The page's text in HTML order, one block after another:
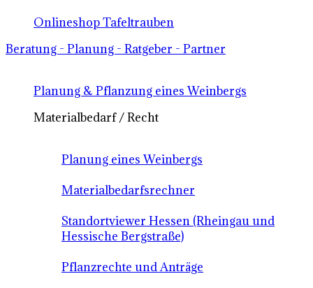
Onlineshop Tafeltrauben
Beratung - Planung - Ratgeber - Partner
Planung & Pflanzung eines Weinbergs
Materialbedarf / Recht
Planung eines Weinbergs
Materialbedarfsrechner
Standortviewer Hessen (Rheingau und
Hessische Bergstraße)
Pflanzrechte und Anträge